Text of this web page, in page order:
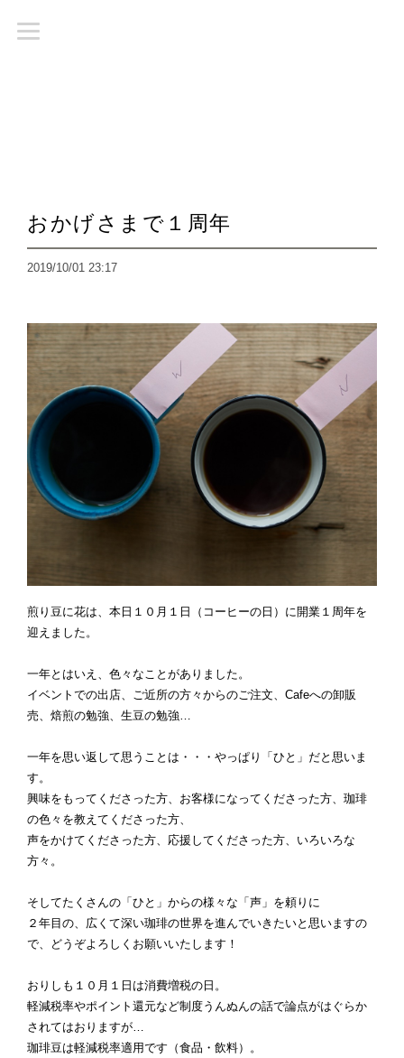
おかげさまで１周年
2019/10/01 23:17
煎り豆に花は、本日１０月１日（コーヒーの日）に開業１周年を
迎えました。
一年とはいえ、色々なことがありました。
イベントでの出店、ご近所の方々からのご注文、Cafeへの卸販
売、焙煎の勉強、生豆の勉強…
一年を思い返して思うことは・・・やっぱり「ひと」だと思いま
す。
興味をもってくださった方、お客様になってくださった方、珈琲
の色々を教えてくださった方、
声をかけてくださった方、応援してくださった方、いろいろな
方々。
そしてたくさんの「ひと」からの様々な「声」を頼りに
２年目の、広くて深い珈琲の世界を進んでいきたいと思いますの
で、どうぞよろしくお願いいたします！
おりしも１０月１日は消費増税の日。
軽減税率やポイント還元など制度うんぬんの話で論点がはぐらか
されてはおりますが…
珈琲豆は軽減税率適用です（食品・飲料）。